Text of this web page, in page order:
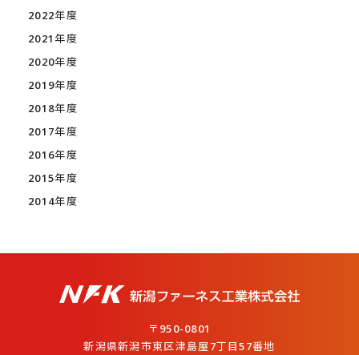
2022年度
2021年度
2020年度
2019年度
2018年度
2017年度
2016年度
2015年度
2014年度
〒950-0801
新潟県新潟市東区津島屋7丁目57番地